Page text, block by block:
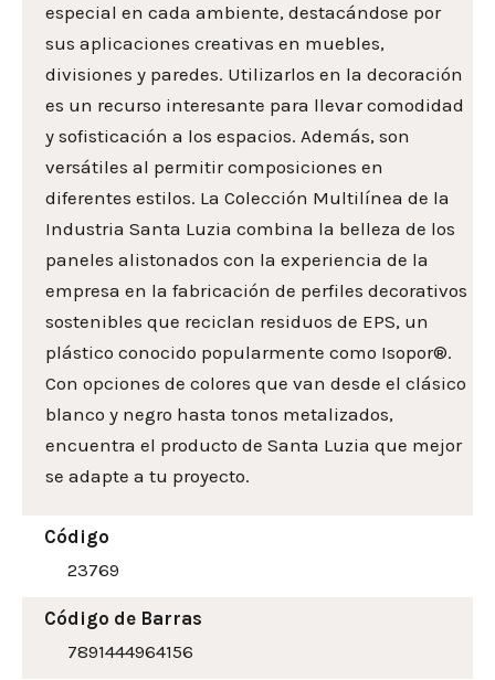
especial en cada ambiente, destacándose por
sus aplicaciones creativas en muebles,
divisiones y paredes. Utilizarlos en la decoración
es un recurso interesante para llevar comodidad
y sofisticación a los espacios. Además, son
versátiles al permitir composiciones en
diferentes estilos. La Colección Multilínea de la
Industria Santa Luzia combina la belleza de los
paneles alistonados con la experiencia de la
empresa en la fabricación de perfiles decorativos
sostenibles que reciclan residuos de EPS, un
plástico conocido popularmente como Isopor®.
Con opciones de colores que van desde el clásico
blanco y negro hasta tonos metalizados,
encuentra el producto de Santa Luzia que mejor
se adapte a tu proyecto.
Código
23769
Código de Barras
7891444964156